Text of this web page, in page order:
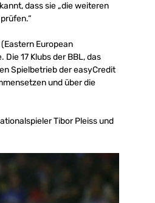
dass sie „die weiteren
European
17 Klubs der BBL, das
Spielbetrieb der easyCredit
und über die
Tibor Pleiss und